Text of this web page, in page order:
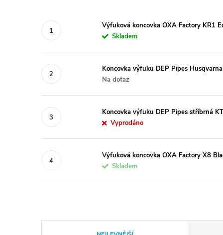
Výfuková koncovka OXA Factory KR1
Skladem
Koncovka výfuku DEP Pipes
Na dotaz
Koncovka výfuku DEP Pipes stříbrná
Vyprodáno
Výfuková koncovka OXA Factory X8
Skladem